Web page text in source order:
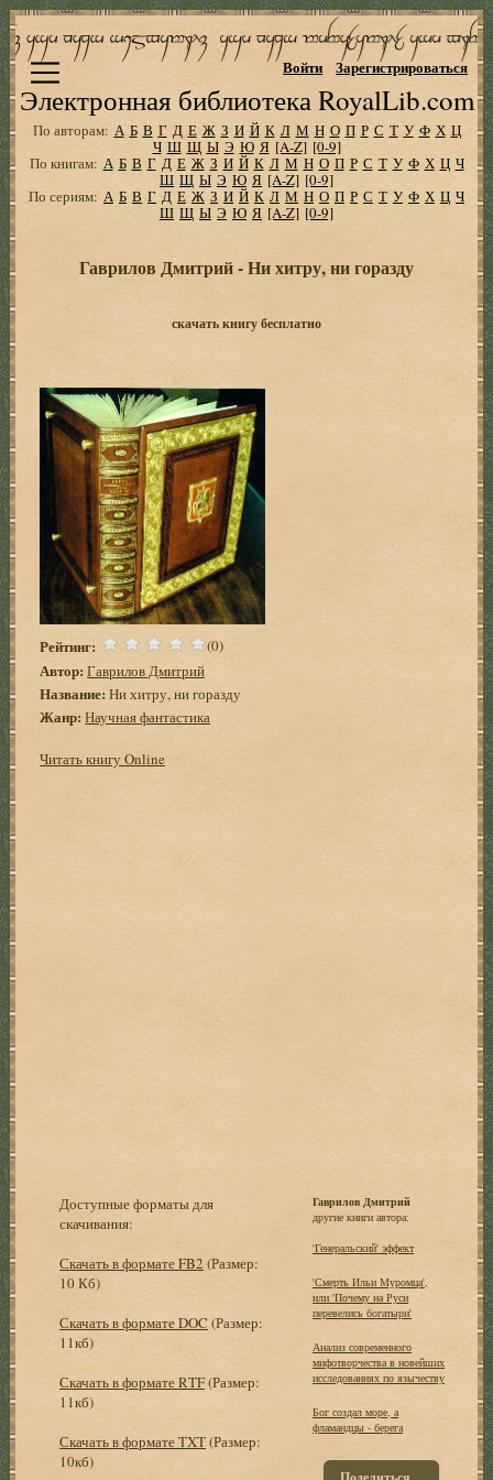
Электронная библиотека RoyalLib.com
Войти Зарегистрироваться
По авторам: А Б В Г Д Е Ж З И Й К Л М Н О П Р С Т У Ф Х Ц
Ч Ш Щ Ы Э Ю Я [A-Z] [0-9]
По книгам: А Б В Г Д Е Ж З И Й К Л М Н О П Р С Т У Ф Х Ц Ч
Ш Щ Ы Э Ю Я [A-Z] [0-9]
По сериям: А Б В Г Д Е Ж З И Й К Л М Н О П Р С Т У Ф Х Ц Ч
Ш Щ Ы Э Ю Я [A-Z] [0-9]
Гаврилов Дмитрий - Ни хитру, ни горазду
скачать книгу бесплатно
Рейтинг: (0)
Автор: Гаврилов Дмитрий
Название: Ни хитру, ни горазду
Жанр: Научная фантастика
Читать книгу Online
Доступные форматы для
скачивания:
Скачать в формате FB2 (Размер:
10 Кб)
Скачать в формате DOC (Размер:
11кб)
Скачать в формате RTF(Размер:
11кб)
Скачать в формате TXT(Размер:
10кб)
Гаврилов Дмитрий
другие книги автора:
'Генеральский' эффект
'Смерть Ильи Муромца',
или 'Почему на Руси
перевелись богатыри'
Анализ современного
мифотворчества в новейших
исследованиях по язычеству
Бог создал море, а
фламандцы - берега